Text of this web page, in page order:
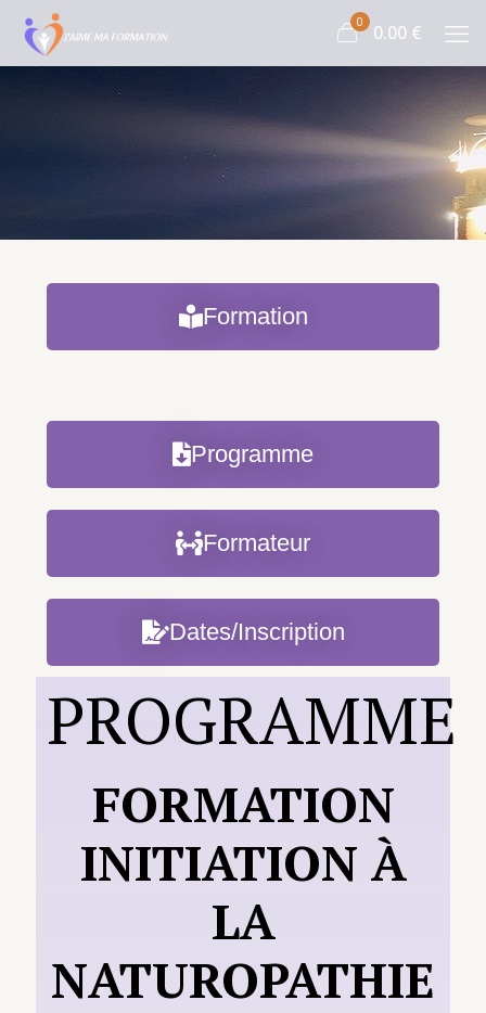
0 0.00 €
Formation
Programme
Formateur
Dates/Inscription
PROGRAMME
FORMATION
INITIATION À
LA
NATUROPATHIE